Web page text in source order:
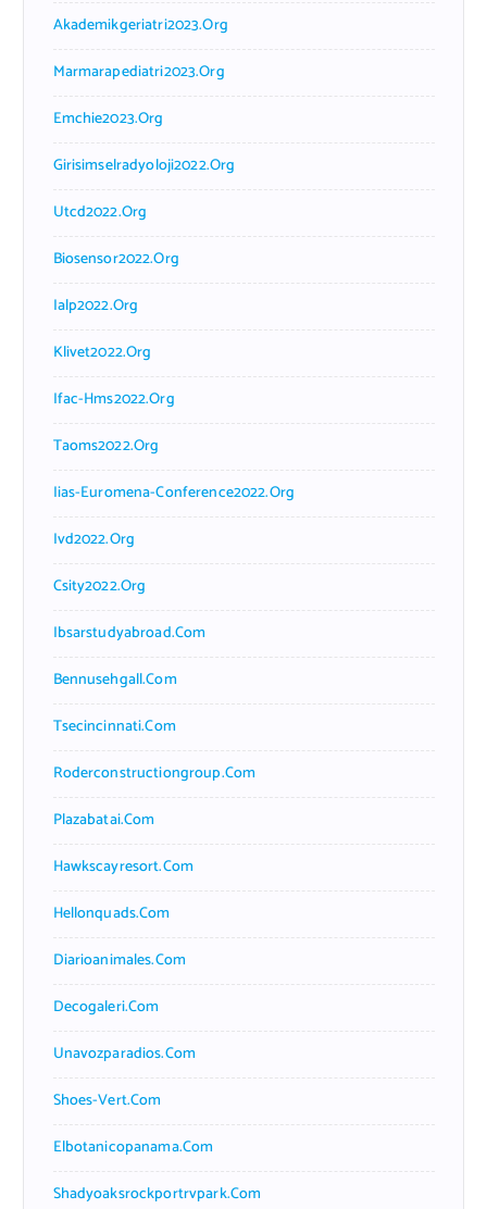
Akademikgeriatri2023.org
Marmarapediatri2023.org
Emchie2023.org
Girisimselradyoloji2022.org
Utcd2022.org
Biosensor2022.org
Ialp2022.org
Klivet2022.org
Ifac-Hms2022.org
Taoms2022.org
Iias-Euromena-Conference2022.org
Ivd2022.org
Csity2022.org
Ibsarstudyabroad.com
Bennusehgall.com
Tsecincinnati.com
Roderconstructiongroup.com
Plazabatai.com
Hawkscayresort.com
Hellonquads.com
Diarioanimales.com
Decogaleri.com
Unavozparadios.com
Shoes-Vert.com
Elbotanicopanama.com
Shadyoaksrockportrvpark.com